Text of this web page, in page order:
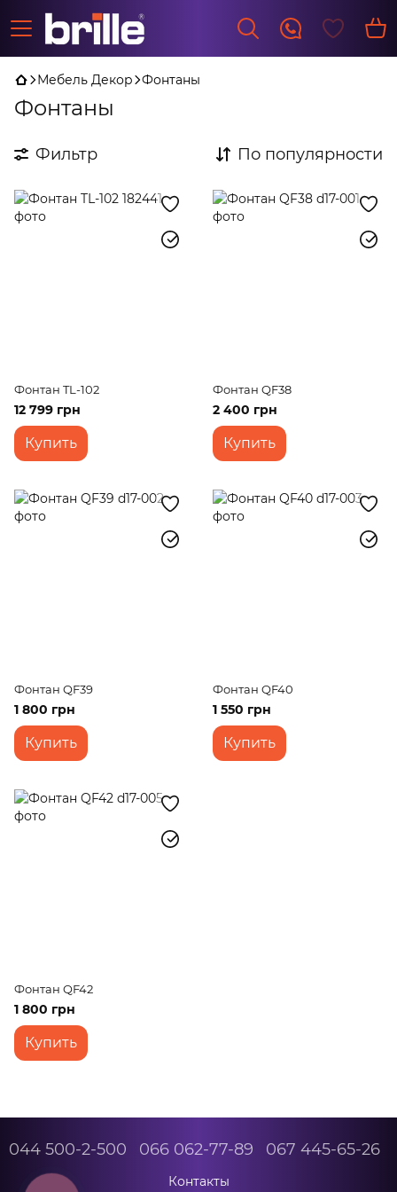
Мебель Декор Фонтаны
Фонтаны
Фильтр По популярности
Фонтан TL-102
12 799 грн
Купить
Фонтан QF38
2 400 грн
Купить
Фонтан QF39
1 800 грн
Купить
Фонтан QF40
1 550 грн
Купить
Фонтан QF42
1 800 грн
Купить
044 500-2-500 066 062-77-89 067 445-65-26
Контакты